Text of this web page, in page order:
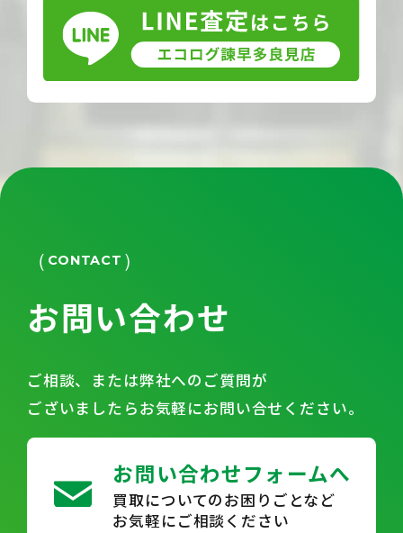
CONTACT
お問い合わせ
ご相談、または弊社へのご質問が
ございましたらお気軽にお問い合せください。
お問い合わせフォームへ
買取についてのお困りごとなど
お気軽にご相談ください